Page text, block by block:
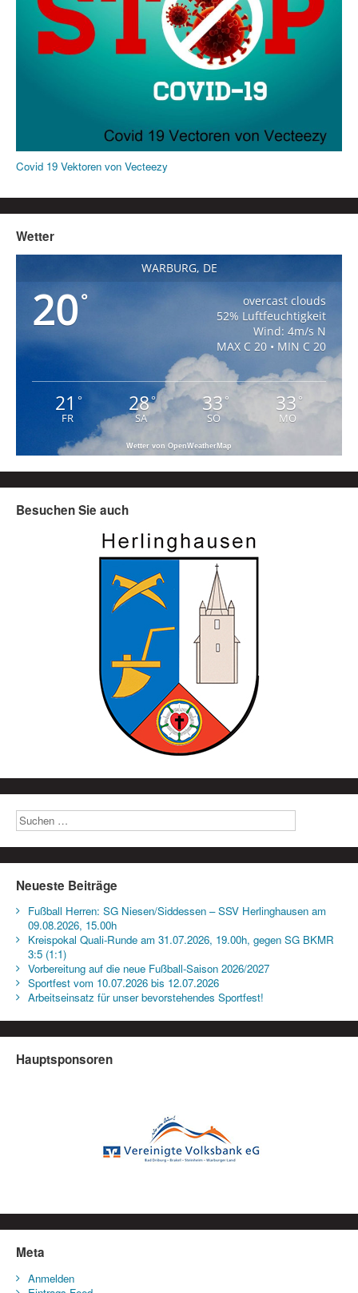
Covid 19 Vektoren von Vecteezy
Wetter
WARBURG, DE
20°
overcast clouds
52% Luftfeuchtigkeit
Wind: 4m/s N
MAX C 20 • MIN C 20
21 °
FR
28°
SA
33°
SO
33 °
MO
Wetter von OpenWeatherMap
Besuchen Sie auch
Neueste Beiträge
Fußball Herren: SG Niesen/Siddessen – SSV Herlinghausen am
09.08.2026, 15.00h
Kreispokal Quali-Runde am 31.07.2026, 19.00h, gegen SG BKMR
3:5 (1:1)
Vorbereitung auf die neue Fußball-Saison 2026/2027
Sportfest vom 10.07.2026 bis 12.07.2026
Arbeitseinsatz für unser bevorstehendes Sportfest!
Hauptsponsoren
Meta
Anmelden